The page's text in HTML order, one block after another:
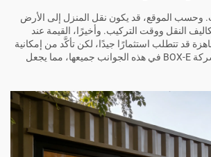
وحسب الموقع، قد يكون نقل المنزل إلى الأرض
النقل ووقت التركيب. وأخيرًا، القيمة عند
قد تتطلب استثمارًا جيدًا، لكن تأكَّد من إمكانية
بيعها لاحقًا. وتُساعدك شركة BOX-E في هذه الجوانب جميعها، مما يجعل